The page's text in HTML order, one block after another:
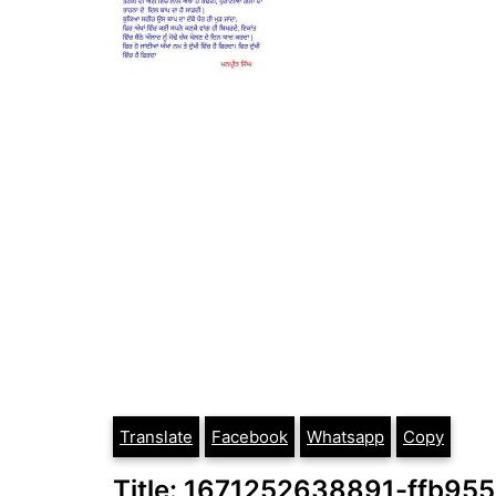
Translate Facebook Whatsapp Copy